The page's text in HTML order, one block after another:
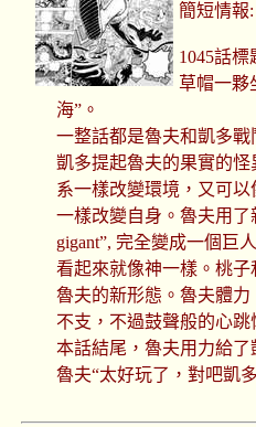
簡短情報:
1045話
草帽一夥
海”。
一整話都是魯夫和凱多戰
凱多提起魯夫的果實的
系一樣改變環境，又可以
一樣改變自身。魯夫用了
gigant”, 完全變成一個巨人
看起來就像神一樣。桃
魯夫的新形態。魯夫體力
不支，不過鼓聲般的心跳
本話結尾，魯夫用力給了
魯夫“太好玩了，對吧凱多